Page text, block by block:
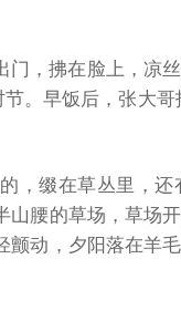
，拂在脸上，凉
。早饭后，张大
，缀在草丛里，
腰的草场，草场
动，夕阳落在羊